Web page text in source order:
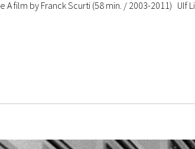
film by Franck Scurti (58 min. / 2003-2011) Ulf